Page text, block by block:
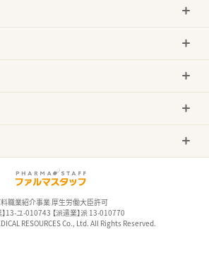
職業紹介事業 厚生労働大臣許可
】13-ユ-010743 【派遣業】派 13-010770
RESOURCES Co., Ltd. All Rights Reserved.